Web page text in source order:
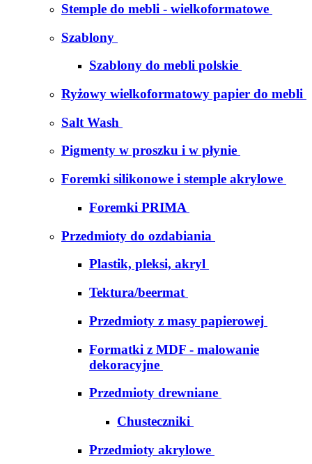
Stemple do mebli - wielkoformatowe
Szablony
Szablony do mebli polskie
Ryżowy wielkoformatowy papier do mebli
Salt Wash
Pigmenty w proszku i w płynie
Foremki silikonowe i stemple akrylowe
Foremki PRIMA
Przedmioty do ozdabiania
Plastik, pleksi, akryl
Tektura/beermat
Przedmioty z masy papierowej
Formatki z MDF - malowanie
dekoracyjne
Przedmioty drewniane
Chusteczniki
Przedmioty akrylowe